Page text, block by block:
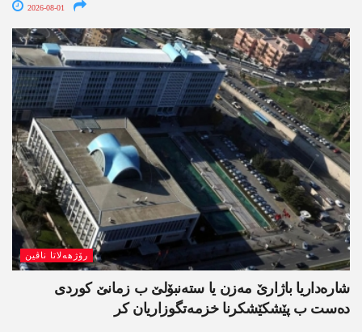
2026-08-01
رۆژھەلاتا ناڤین
شارەداریا باژارێ مەزن یا ستەنبۆلێ ب زمانێ کوردی
دەست ب پێشکێشکرنا خزمەتگوزاریان کر